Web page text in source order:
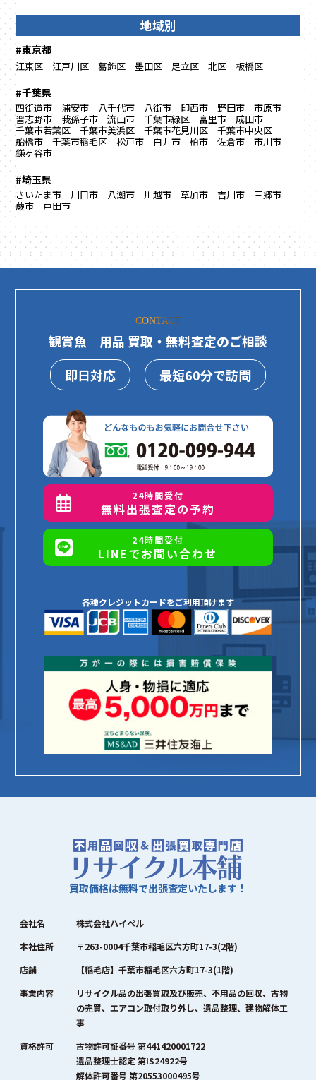
地域別
#東京都
江東区 江戸川区 葛飾区 墨田区 足立区 北区 板橋区
#千葉県
四街道市 浦安市 八千代市 八街市 印西市 野田市
市原市
習志野市
我孫子市 流山市 千葉市緑区 富里市
成田市
千葉市若葉区
千葉市美浜区 千葉市花見川区
千葉市中央区
船橋市
千葉市稲毛区 松戸市 白井市 柏市 佐倉市
市川市
鎌ヶ谷市
#埼玉県
さいたま市 川口市 八潮市 川越市 草加市 吉川市
三郷市
蕨市
戸田市
CONTACT
観賞魚 用品 買取・無料査定のご相談
即日対応
最短60分で訪問
24時間受付
無料出張査定の予約
24時間受付
LINEでお問い合わせ
各種クレジットカードをご利用頂けます
買取価格は無料で出張査定いたします！
会社名
株式会社ハイペル
本社住所
〒263-0004千葉市稲毛区六方町17-3(2階)
店舗
【稲毛店】千葉市稲毛区六方町17-3(1階)
事業内容
リサイクル品の出張買取及び販売、不用品の回収、古物
の売買、エアコン取付取り外し、遺品整理、建物解体工
事
資格許可
古物許可証番号 第441420001722
遺品整理士認定 第IS24922号
解体許可番号 第20553000495号